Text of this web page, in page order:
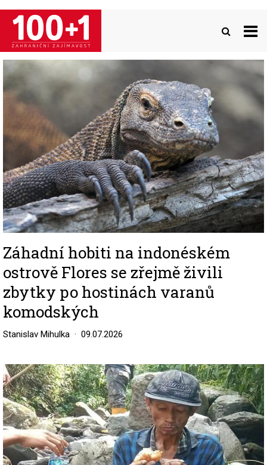
Přejít
hlavnímu
obsahu
Image
Záhadní hobiti na indonéském
ostrově Flores se zřejmě živili
zbytky po hostinách varanů
komodských
Stanislav Mihulka 09.07.2026
Image